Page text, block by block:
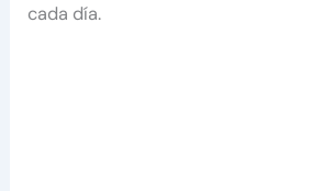
cada día.